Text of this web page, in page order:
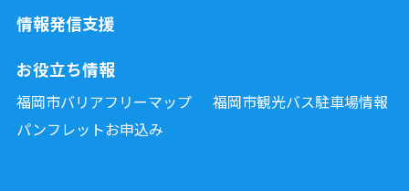
情報発信支援
お役立ち情報
福岡市バリアフリーマップ
福岡市観光バス駐車場情報
パンフレットお申込み